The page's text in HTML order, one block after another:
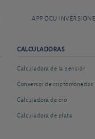
APP OCU
CALCULADORAS
Calculadora de la pensión
Conversor de criptomonedas
Calculadora de oro
Calculadora de plata